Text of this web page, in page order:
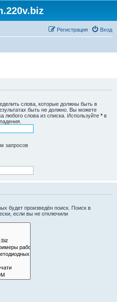
Вход
Регистрация
слова, которые должны быть в
быть не должно. Вы можете
любого слова из списка. Используйте * в
запросов
будет произведён поиск. Поиск в
если вы не отключили